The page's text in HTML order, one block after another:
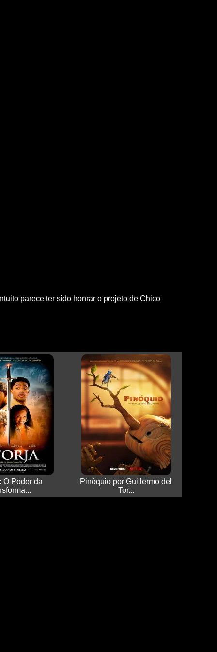
parece ter sido honrar o projeto de Chico
O Poder da
Pinóquio por Guillermo del
Tor...